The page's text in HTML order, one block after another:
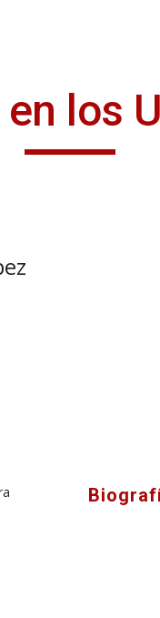
los